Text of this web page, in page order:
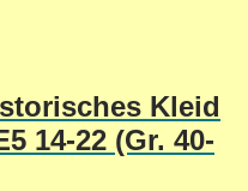
Kleid
14-22 (Gr. 40-